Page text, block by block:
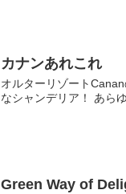
カナンあれこれ
オルターリゾート
なシャンデリア！ あら
Green Way of